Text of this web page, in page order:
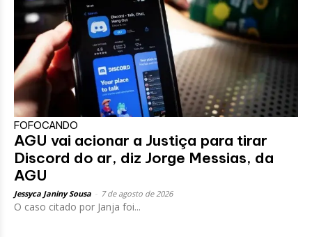
FOFOCANDO
AGU vai acionar a Justiça para tirar
Discord do ar, diz Jorge Messias, da
AGU
Jessyca Janiny Sousa 7 de agosto de 2026
O caso citado por Janja foi...